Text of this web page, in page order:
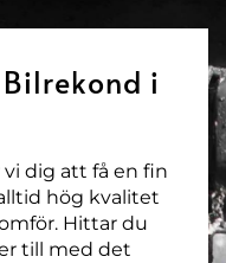
i
vi dig att få en fin
hög kvalitet
Hittar du
till med det